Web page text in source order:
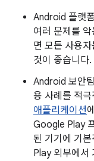
Android 플랫
여러 문제를
면 모든 사용
것이 좋습니다.
Android 보안
용 사례를 적
애플리케이션
Google Play
된 기기에 기
Play 외부에서